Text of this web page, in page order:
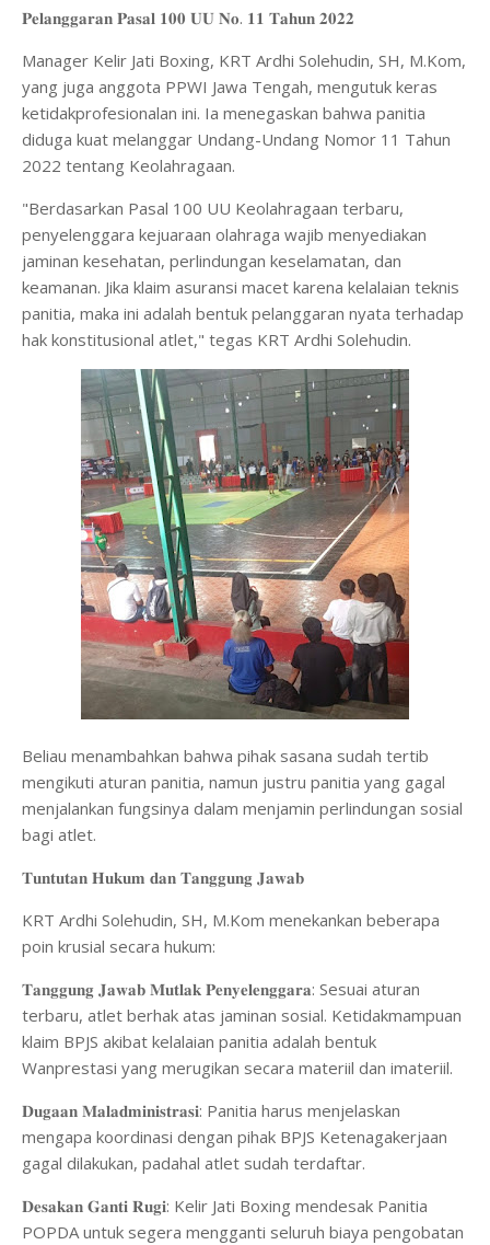
𝐏𝐞𝐥𝐚𝐧𝐠𝐠𝐚𝐫𝐚𝐧 𝐏𝐚𝐬𝐚𝐥 𝟏𝟎𝟎 𝐔𝐔 𝐍𝐨. 𝟏𝟏 𝐓𝐚𝐡𝐮𝐧 𝟐𝟎𝟐𝟐
Manager Kelir Jati Boxing, KRT Ardhi Solehudin, SH, M.Kom,
yang juga anggota PPWI Jawa Tengah, mengutuk keras
ketidakprofesionalan ini. Ia menegaskan bahwa panitia
diduga kuat melanggar Undang-Undang Nomor 11 Tahun
2022 tentang Keolahragaan.
"Berdasarkan Pasal 100 UU Keolahragaan terbaru,
penyelenggara kejuaraan olahraga wajib menyediakan
jaminan kesehatan, perlindungan keselamatan, dan
keamanan. Jika klaim asuransi macet karena kelalaian teknis
panitia, maka ini adalah bentuk pelanggaran nyata terhadap
hak konstitusional atlet," tegas KRT Ardhi Solehudin.
Beliau menambahkan bahwa pihak sasana sudah tertib
mengikuti aturan panitia, namun justru panitia yang gagal
menjalankan fungsinya dalam menjamin perlindungan sosial
bagi atlet.
𝐓𝐮𝐧𝐭𝐮𝐭𝐚𝐧 𝐇𝐮𝐤𝐮𝐦 𝐝𝐚𝐧 𝐓𝐚𝐧𝐠𝐠𝐮𝐧𝐠 𝐉𝐚𝐰𝐚𝐛
​KRT Ardhi Solehudin, SH, M.Kom menekankan beberapa
poin krusial secara hukum:
𝐓𝐚𝐧𝐠𝐠𝐮𝐧𝐠 𝐉𝐚𝐰𝐚𝐛 𝐌𝐮𝐭𝐥𝐚𝐤 𝐏𝐞𝐧𝐲𝐞𝐥𝐞𝐧𝐠𝐠𝐚𝐫𝐚: Sesuai aturan
terbaru, atlet berhak atas jaminan sosial. Ketidakmampuan
klaim BPJS akibat kelalaian panitia adalah bentuk
Wanprestasi yang merugikan secara materiil dan imateriil.
𝐃𝐮𝐠𝐚𝐚𝐧 𝐌𝐚𝐥𝐚𝐝𝐦𝐢𝐧𝐢𝐬𝐭𝐫𝐚𝐬𝐢: Panitia harus menjelaskan
mengapa koordinasi dengan pihak BPJS Ketenagakerjaan
gagal dilakukan, padahal atlet sudah terdaftar.
𝐃𝐞𝐬𝐚𝐤𝐚𝐧 𝐆𝐚𝐧𝐭𝐢 𝐑𝐮𝐠𝐢: Kelir Jati Boxing mendesak Panitia
POPDA untuk segera mengganti seluruh biaya pengobatan